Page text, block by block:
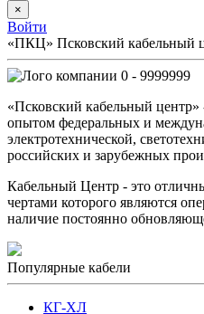
×
Войти
«ПКЦ» Псковский кабельный
0 - 9999999
«Псковский кабельный
опытом федеральных и
электротехнической,
российских и зарубежных
Кабельный Центр - это
чертами которого являются
наличие постоянно
Популярные кабели
КГ-ХЛ